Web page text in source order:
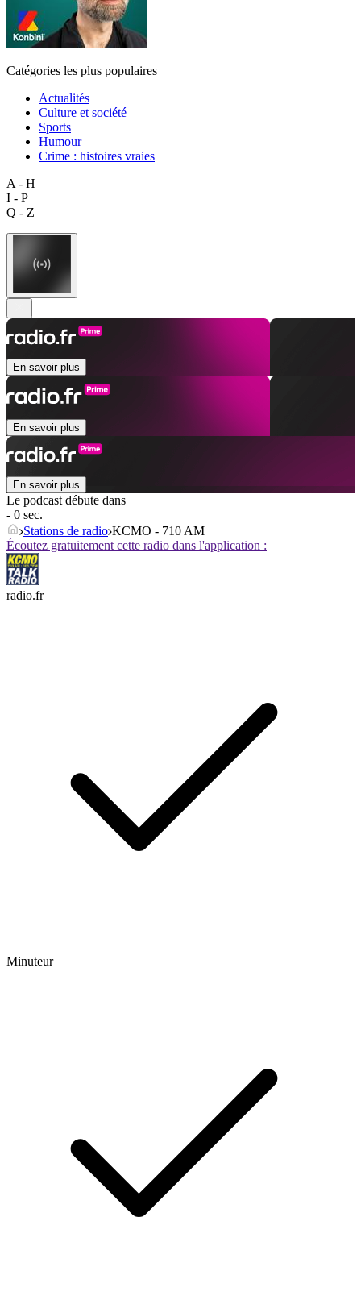
Catégories les plus populaires
Actualités
Culture et société
Sports
Humour
Crime : histoires vraies
A - H
I - P
Q - Z
En savoir plus
En savoir plus
En savoir plus
Le podcast débute dans
- 0 sec.
Stations de radio KCMO - 710 AM
Écoutez gratuitement cette radio dans l'application :
radio.fr
Minuteur